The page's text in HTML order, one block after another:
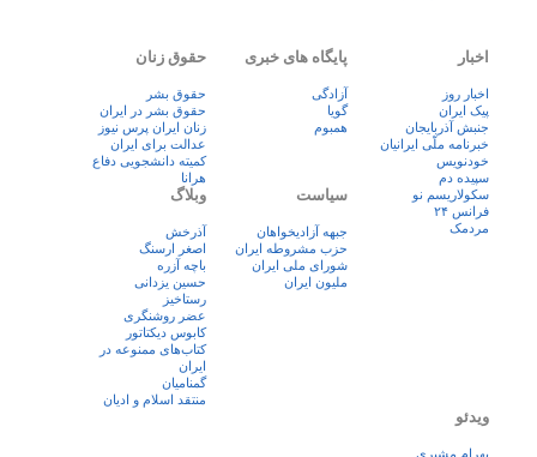
اخبار
اخبار روز
پيک ايران
جنبش آذربایجان
خبرنامه ملّی ایرانیان
خودنویس
سپیده دم
سکولاریسم نو
فرانس ۲۴
مردمک
پایگاه های خبری
آزادگی
گویا
همبوم
حقوق زنان
حقوق بشر
حقوق بشر در ایران
زنان ايران پرس نيوز
عدالت برای ایران
کمیته دانشجویی دفاع
هرانا
سیاست
جبهه آزادیخواهان
حزب مشروطه ایران
شورای ملی ایران
ملیون ایران
وبلاگ
آذرخش
اصغر ارسنگ
باچه آزره
حسین یزدانی
رستاخیز
عضر روشنگری
کابوس دیکتاتور
کتاب‌های ممنوعه در
ایران
گمنامیان
منتقد اسلام و ادیان
ویدئو
بهرام مشیری